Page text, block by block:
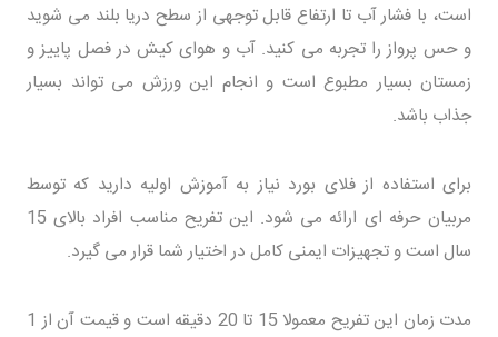
است، با فشار آب تا ارتفاع قابل توجهی از سطح دریا بلند می شوید
و حس پرواز را تجربه می کنید. آب و هوای کیش در فصل پاییز و
زمستان بسیار مطبوع است و انجام این ورزش می تواند بسیار
جذاب باشد.
برای استفاده از فلای بورد نیاز به آموزش اولیه دارید که توسط
مربیان حرفه ای ارائه می شود. این تفریح مناسب افراد بالای 15
سال است و تجهیزات ایمنی کامل در اختیار شما قرار می گیرد.
مدت زمان این تفریح معمولا 15 تا 20 دقیقه است و قیمت آن از 1